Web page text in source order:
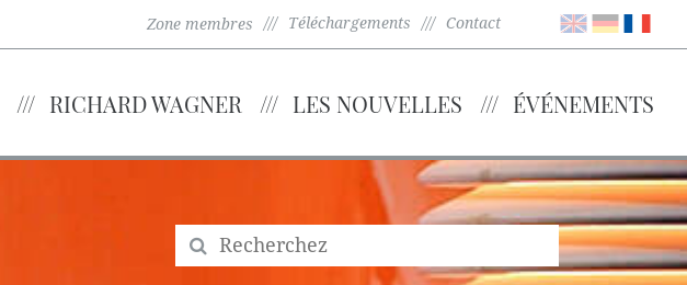
Zone membres Téléchargements Contact
RICHARD WAGNER LES NOUVELLES ÉVÉNEMENTS